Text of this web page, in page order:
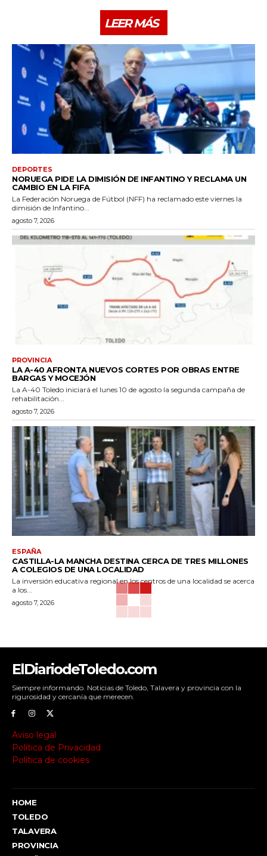
LEER MÁS
DEPORTES
NORUEGA PIDE LA DIMISIÓN DE INFANTINO Y RECLAMA UN
CAMBIO EN LA FIFA
La Federación Noruega de Fútbol (NFF) ha reclamado este viernes la
dimisión de Infantino...
agosto 7, 2026
PROVINCIA
LA A-40 AFRONTA NUEVOS CORTES POR OBRAS ENTRE
BARGAS Y MOCEJÓN
La A-40 Toledo iniciará el lunes 10 de agosto la segunda campaña de
rehabilitación...
agosto 7, 2026
ESPAÑA
CASTILLA-LA MANCHA DESTINA CERCA DE TRES MILLONES
A COLEGIOS DE UNA LOCALIDAD
La inversión educativa regional en los centros de una localidad se acerca
a los...
agosto 7, 2026
ElDiariodeToledo.com
Siempre informando. Noticias de Toledo, Talavera y provincia con la
rigurosidad y cercanía que merecen.
Aviso legal
Política de Privacidad
Política de cookies
HOME
TOLEDO
TALAVERA
PROVINCIA